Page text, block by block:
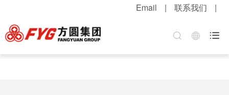
|
联系我们
|
Email

集团介绍
公司新闻
混凝土机械
客户服务
职位招聘